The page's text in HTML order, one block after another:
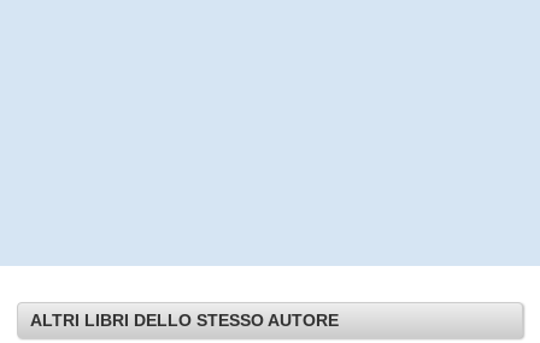
ALTRI LIBRI DELLO STESSO AUTORE